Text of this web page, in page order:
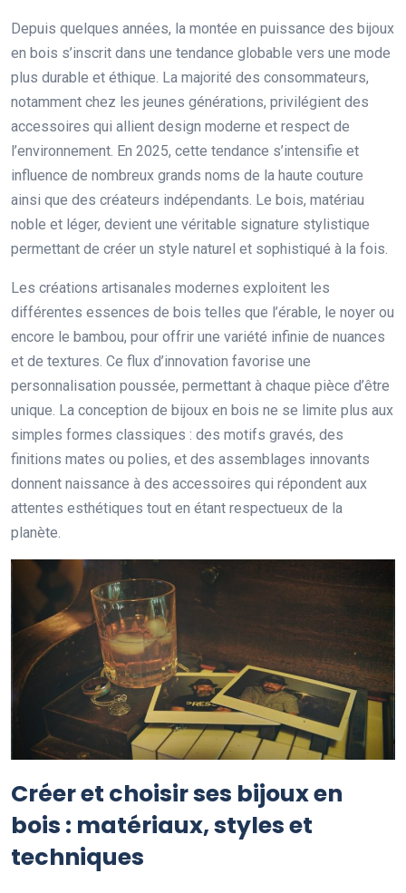
Depuis quelques années, la montée en puissance des bijoux
en bois s’inscrit dans une tendance globable vers une mode
plus durable et éthique. La majorité des consommateurs,
notamment chez les jeunes générations, privilégient des
accessoires qui allient design moderne et respect de
l’environnement. En 2025, cette tendance s’intensifie et
influence de nombreux grands noms de la haute couture
ainsi que des créateurs indépendants. Le bois, matériau
noble et léger, devient une véritable signature stylistique
permettant de créer un style naturel et sophistiqué à la fois.
Les créations artisanales modernes exploitent les
différentes essences de bois telles que l’érable, le noyer ou
encore le bambou, pour offrir une variété infinie de nuances
et de textures. Ce flux d’innovation favorise une
personnalisation poussée, permettant à chaque pièce d’être
unique. La conception de bijoux en bois ne se limite plus aux
simples formes classiques : des motifs gravés, des
finitions mates ou polies, et des assemblages innovants
donnent naissance à des accessoires qui répondent aux
attentes esthétiques tout en étant respectueux de la
planète.
Créer et choisir ses bijoux en
bois : matériaux, styles et
techniques